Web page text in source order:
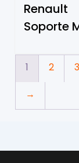
Renault
Soporte
1 2 3
→